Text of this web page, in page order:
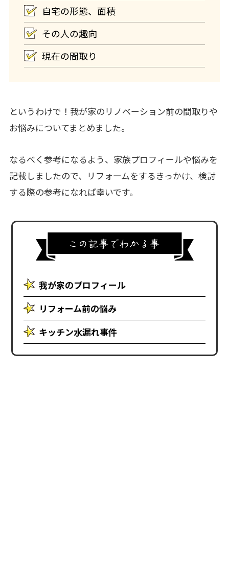
自宅の形態、面積
その人の趣向
現在の間取り
というわけで！我が家のリノベーション前の間取りや
お悩みについてまとめました。
なるべく参考になるよう、家族プロフィールや悩みを
記載しましたので、リフォームをするきっかけ、検討
する際の参考になれば幸いです。
我が家のプロフィール
リフォーム前の悩み
キッチン水漏れ事件